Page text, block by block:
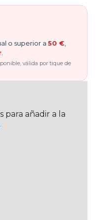
o superior a 50 €
válida por tique de
para añadir a la